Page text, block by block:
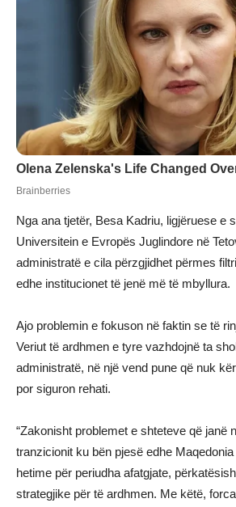
Nga ana tjetër, Besa Kadriu, ligjëruese e
Universitein e Evropës Juglindore në
administratë e cila përzgjidhet përmes
edhe institucionet të jenë më të mbyllura.
Ajo problemin e fokuson në faktin se të
Veriut të ardhmen e tyre vazhdojnë ta
administratë, në një vend pune që nuk
por siguron rehati.
“Zakonisht problemet e shteteve që janë
tranzicionit ku bën pjesë edhe
hetime për periudha afatgjate,
strategjike për të ardhmen. Me këtë,